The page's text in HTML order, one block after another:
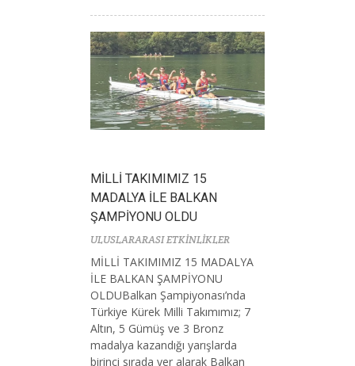
MİLLİ TAKIMIMIZ 15
MADALYA İLE BALKAN
ŞAMPİYONU OLDU
ULUSLARARASI ETKİNLİKLER
MİLLİ TAKIMIMIZ 15 MADALYA
İLE BALKAN ŞAMPİYONU
OLDUBalkan Şampiyonası’nda
Türkiye Kürek Milli Takımımız; 7
Altın, 5 Gümüş ve 3 Bronz
madalya kazandığı yarışlarda
birinci sırada yer alarak Balkan